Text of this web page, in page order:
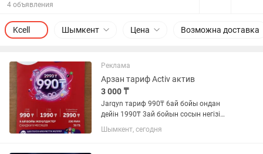
4 объявления
Шымкент Цена Возможна доставка
Kcell
Реклама
Арзан тариф Activ актив
3 000 ₸
Jarqyn тариф 990₸ 6ай бойы ондан
дейін 1990₸ 3ай бойын сосын негізі
бағасы 2990₸ болады
Шымкент, сегодня